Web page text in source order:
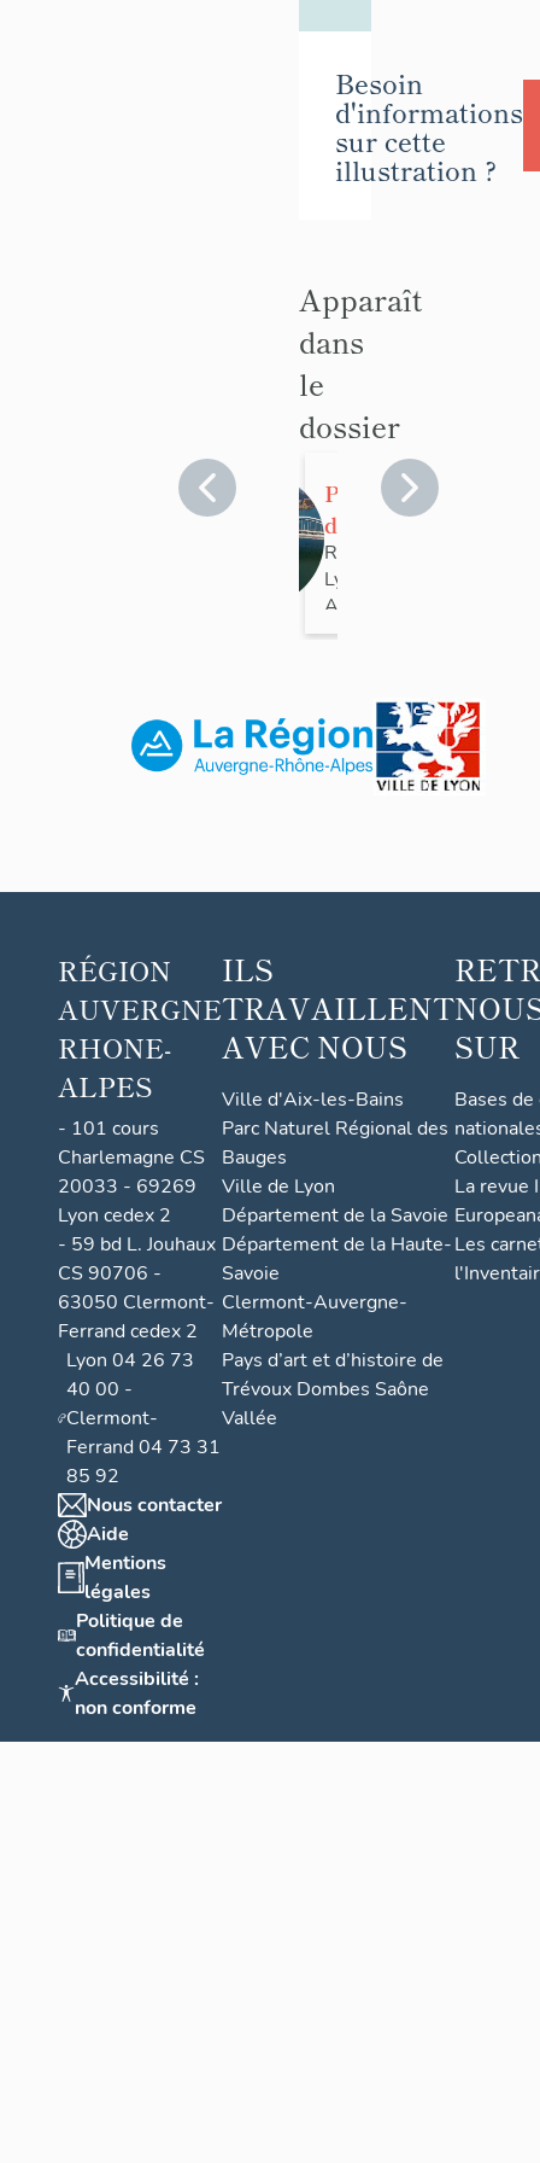
Besoin
d'informations
sur cette
illustration ?
Apparaît
dans
le
dossier
Pont routier
dit pont
Schuman
Rhône
Lyon 9e
Arrondissement
RÉGION
AUVERGNE
RHONE-
ALPES
- 101 cours
Charlemagne CS
20033 - 69269
Lyon cedex 2
- 59 bd L. Jouhaux
CS 90706 -
63050 Clermont-
Ferrand cedex 2
Lyon 04 26 73
40 00 -
Clermont-
Ferrand 04 73 31
85 92
Nous contacter
Aide
Mentions
légales
Politique de
confidentialité
Accessibilité :
non conforme
ILS
TRAVAILLENT
AVEC NOUS
Ville d'Aix-les-Bains
Parc Naturel Régional des
Bauges
Ville de Lyon
Département de la Savoie
Département de la Haute-
Savoie
Clermont-Auvergne-
Métropole
Pays d’art et d’histoire de
Trévoux Dombes Saône
Vallée
SUR
Bases
La revue
Les